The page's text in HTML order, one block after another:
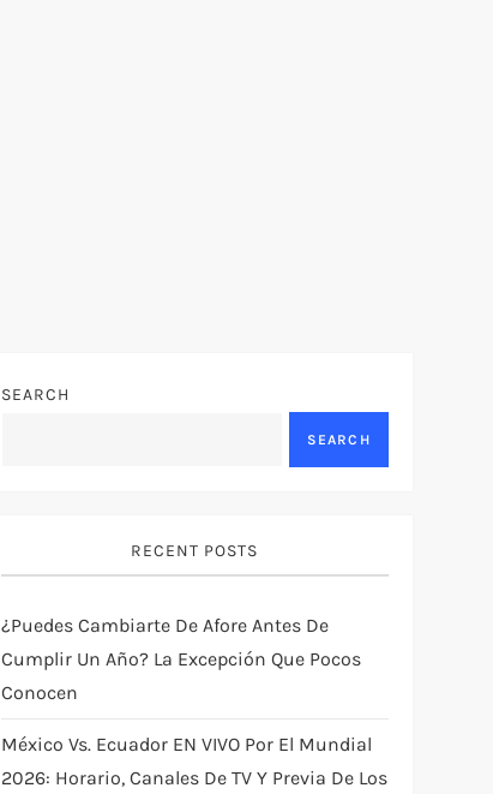
SEARCH
SEARCH
RECENT POSTS
¿Puedes Cambiarte De Afore Antes De
Cumplir Un Año? La Excepción Que Pocos
Conocen
México Vs. Ecuador EN VIVO Por El Mundial
2026: Horario, Canales De TV Y Previa De Los